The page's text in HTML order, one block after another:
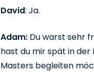
David: Ja.
Adam: Du warst sehr
hast du mir spät in
Masters begleiten